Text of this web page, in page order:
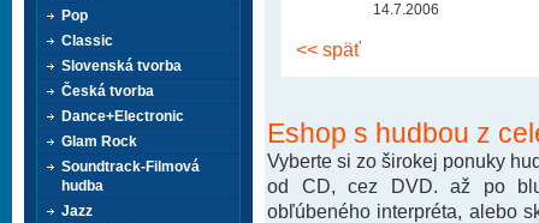
14.7.2006
<< späť
Eshop s hudbou z
Vyberte si zo širokej ponuky
od CD, cez DVD. až po
obľúbeného interpréta, alebo
Pop
Classic
Slovenská tvorba
Česká tvorba
Dance+Electronic
Glam Rock
Soundtrack-Filmová
hudba
Jazz